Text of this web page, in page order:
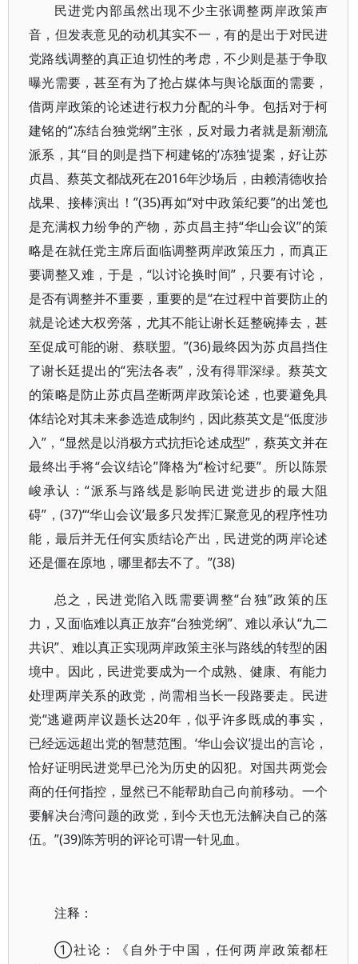
民进党内部虽然出现不少主张调整两岸政策声
音，但发表意见的动机其实不一，有的是出于对民进
党路线调整的真正迫切性的考虑，不少则是基于争取
曝光需要，甚至有为了抢占媒体与舆论版面的需要，
借两岸政策的论述进行权力分配的斗争。包括对于柯
建铭的“冻结台独党纲”主张，反对最力者就是新潮流
派系，其“目的则是挡下柯建铭的‘冻独’提案，好让苏
贞昌、蔡英文都战死在2016年沙场后，由赖清德收拾
战果、接棒演出！”(35)再如“对中政策纪要”的出笼也
是充满权力纷争的产物，苏贞昌主持“华山会议”的策
略是在就任党主席后面临调整两岸政策压力，而真正
要调整又难，于是，“以讨论换时间”，只要有讨论，
是否有调整并不重要，重要的是“在过程中首要防止的
就是论述大权旁落，尤其不能让谢长廷整碗捧去，甚
至促成可能的谢、蔡联盟。”(36)最终因为苏贞昌挡住
了谢长廷提出的“宪法各表”，没有得罪深绿。蔡英文
的策略是防止苏贞昌垄断两岸政策论述，也要避免具
体结论对其未来参选造成制约，因此蔡英文是“低度涉
入”，“显然是以消极方式抗拒论述成型”，蔡英文并在
最终出手将“会议结论”降格为“检讨纪要”。所以陈景
峻承认：“派系与路线是影响民进党进步的最大阻
碍”，(37)“‘华山会议’最多只发挥汇聚意见的程序性功
能，最后并无任何实质结论产出，民进党的两岸论述
还是僵在原地，哪里都去不了。”(38)
总之，民进党陷入既需要调整“台独”政策的压
力，又面临难以真正放弃“台独党纲”、难以承认“九二
共识”、难以真正实现两岸政策主张与路线的转型的困
境中。因此，民进党要成为一个成熟、健康、有能力
处理两岸关系的政党，尚需相当长一段路要走。民进
党“逃避两岸议题长达20年，似乎许多既成的事实，
已经远远超出党的智慧范围。‘华山会议’提出的言论，
恰好证明民进党早已沦为历史的囚犯。对国共两党会
商的任何指控，显然已不能帮助自己向前移动。一个
要解决台湾问题的政党，到今天也无法解决自己的落
伍。”(39)陈芳明的评论可谓一针见血。
注释：
①社论：《自外于中国，任何两岸政策都枉